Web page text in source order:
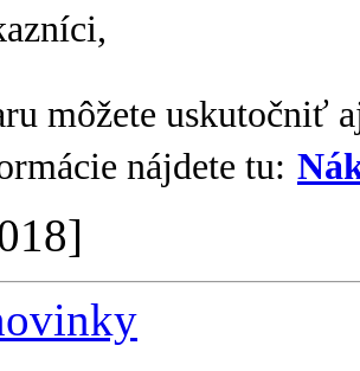
môžete uskutočniť
nájdete tu: